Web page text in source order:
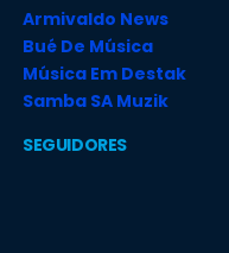
Armivaldo News
Bué De Música
Música Em Destak
Samba SA Muzik
SEGUIDORES